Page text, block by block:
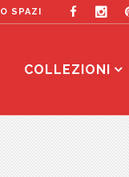
SPAZI
COLLEZIONI